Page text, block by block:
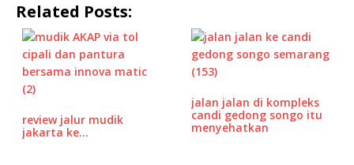
c
e
b
o
k
it
te
r
ai
l
A
d
P
r
e
e
Related Posts:
review jalur mudik
jakarta ke…
jalan jalan di kompleks
candi gedong songo itu
menyehatkan